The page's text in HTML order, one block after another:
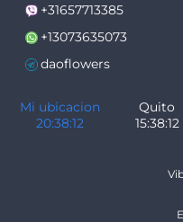
+31657713385
+13073635073
daoflowers
Mi ubicacion
20:38:12
Quito
15:38:12